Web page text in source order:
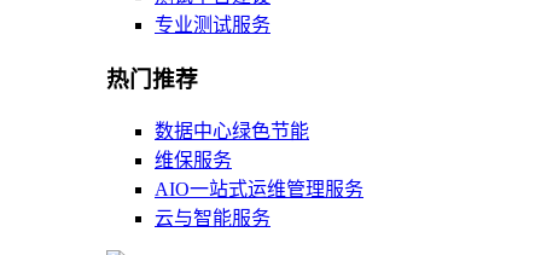
专业测试服务
热门推荐
数据中心绿色节能
维保服务
AIO一站式运维管理服务
云与智能服务